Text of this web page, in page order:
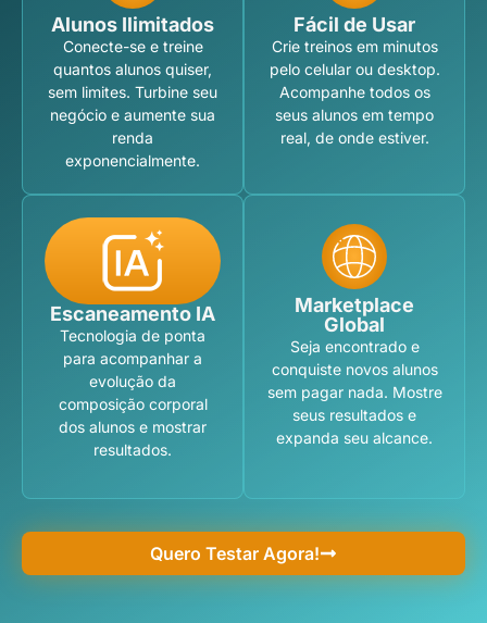
Alunos Ilimitados
Conecte-se e treine
quantos alunos quiser,
sem limites. Turbine seu
negócio e aumente sua
renda
exponencialmente.
Fácil de Usar
Crie treinos em minutos
pelo celular ou desktop.
Acompanhe todos os
seus alunos em tempo
real, de onde estiver.
Escaneamento IA
Tecnologia de ponta
para acompanhar a
evolução da
composição corporal
dos alunos e mostrar
resultados.
Marketplace
Global
Seja encontrado e
conquiste novos alunos
sem pagar nada. Mostre
seus resultados e
expanda seu alcance.
Quero Testar Agora!